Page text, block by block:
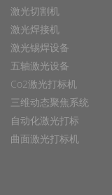
激光切割机
激光焊接机
激光锡焊设备
五轴激光设备
Co2激光打标机
三维动态聚焦系统
自动化激光打标
曲面激光打标机